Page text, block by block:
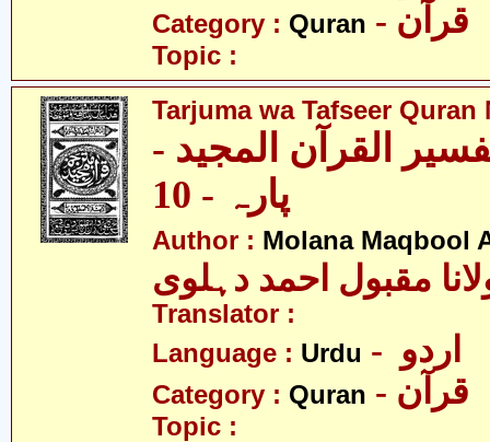
Category : Quran - قرآن
Topic :
Tarjuma wa Tafseer Quran
القرآن المجید -
پارہ - 10
Author : Molana Maqbool
مقبول احمد دہلوی
Translator :
Language : Urdu
Category : Quran - قرآن
Topic :